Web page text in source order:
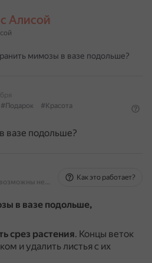
с Алисой
мимозы в вазе подольше?
#Подарок
#Красота
вазе подольше?
На основе источников, возможны неточности
Как это работает?
в вазе подольше,
срез растения. Концы веток
и удалить листья с их